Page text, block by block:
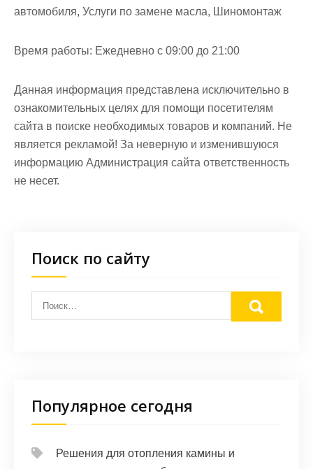
автомобиля, Услуги по замене масла, Шиномонтаж
Время работы: Ежедневно с 09:00 до 21:00
Данная информация представлена исключительно в
ознакомительных целях для помощи посетителям
сайта в поиске необходимых товаров и компаний. Не
является рекламой! За неверную и изменившуюся
информацию Администрация сайта ответственность
не несет.
Поиск по сайту
Популярное сегодня
Решения для отопления камины и